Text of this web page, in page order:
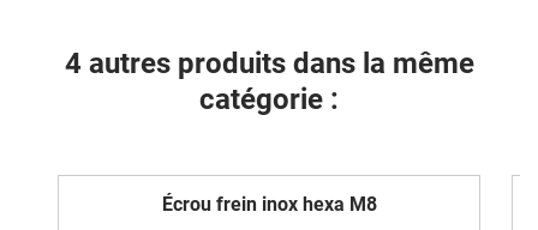
4 autres produits dans la même
catégorie :
Écrou frein inox hexa M8